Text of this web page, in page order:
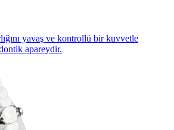
yavaş ve kontrollü bir kuvvetle
apareydir.